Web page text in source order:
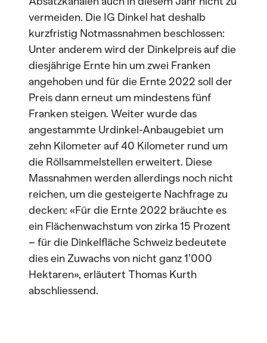
vermeiden. Die IG Dinkel hat deshalb
kurzfristig Notmassnahmen beschlossen:
Unter anderem wird der Dinkelpreis auf die
diesjährige Ernte hin um zwei Franken
angehoben und für die Ernte 2022 soll der
Preis dann erneut um mindestens fünf
Franken steigen. Weiter wurde das
angestammte Urdinkel-Anbaugebiet um
zehn Kilometer auf 40 Kilometer rund um
die Röllsammelstellen erweitert. Diese
Massnahmen werden allerdings noch nicht
reichen, um die gesteigerte Nachfrage zu
decken: «Für die Ernte 2022 bräuchte es
ein Flächenwachstum von zirka 15 Prozent
– für die Dinkelfläche Schweiz bedeutete
dies ein Zuwachs von nicht ganz 1’000
Hektaren», erläutert Thomas Kurth
abschliessend.